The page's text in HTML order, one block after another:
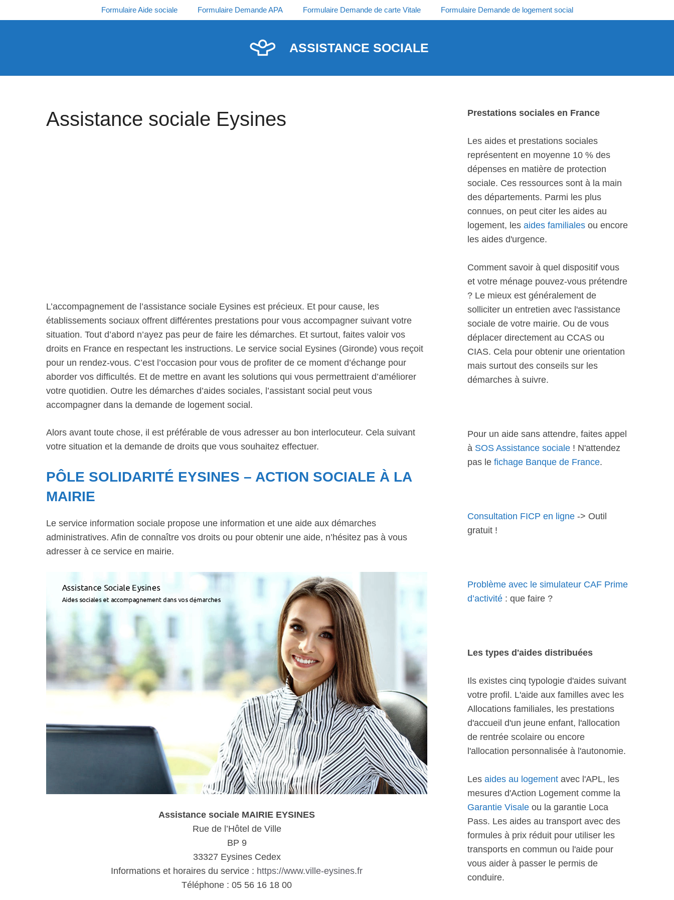
au
Formulaire Aide sociale Formulaire Demande APA Formulaire Demande de carte Vitale Formulaire Demande de logement social
ASSISTANCE SOCIALE
Assistance sociale Eysines
L’accompagnement de l’assistance sociale Eysines est précieux. Et pour cause, les
établissements sociaux offrent différentes prestations pour vous accompagner suivant votre
situation. Tout d’abord n’ayez pas peur de faire les démarches. Et surtout, faites valoir vos
droits en France en respectant les instructions. Le service social Eysines (Gironde) vous reçoit
pour un rendez-vous. C’est l’occasion pour vous de profiter de ce moment d’échange pour
aborder vos difficultés. Et de mettre en avant les solutions qui vous permettraient d’améliorer
votre quotidien. Outre les démarches d’aides sociales, l’assistant social peut vous
accompagner dans la demande de logement social.
Alors avant toute chose, il est préférable de vous adresser au bon interlocuteur. Cela suivant
votre situation et la demande de droits que vous souhaitez effectuer.
PÔLE SOLIDARITÉ EYSINES – ACTION SOCIALE À LA
MAIRIE
Le service information sociale propose une information et une aide aux démarches
administratives. Afin de connaître vos droits ou pour obtenir une aide, n’hésitez pas à vous
adresser à ce service en mairie.
Assistance sociale MAIRIE EYSINES
Rue de l’Hôtel de Ville
BP 9
33327 Eysines Cedex
Informations et horaires du service : https://www.ville-eysines.fr
Téléphone : 05 56 16 18 00
Prestations sociales en France
Les aides et prestations sociales
représentent en moyenne 10 % des
dépenses en matière de protection
sociale. Ces ressources sont à la main
des départements. Parmi les plus
connues, on peut citer les aides au
logement, les aides familiales ou encore
les aides d'urgence.
Comment savoir à quel dispositif vous
et votre ménage pouvez-vous prétendre
? Le mieux est généralement de
solliciter un entretien avec l'assistance
sociale de votre mairie. Ou de vous
déplacer directement au CCAS ou
CIAS. Cela pour obtenir une orientation
mais surtout des conseils sur les
démarches à suivre.
Pour un aide sans attendre, faites appel
à SOS Assistance sociale ! N'attendez
pas le fichage Banque de France.
Consultation FICP en ligne -> Outil
gratuit !
Problème avec le simulateur CAF Prime
d’activité : que faire ?
Les types d'aides distribuées
Ils existes cinq typologie d'aides suivant
votre profil. L'aide aux familles avec les
Allocations familiales, les prestations
d'accueil d'un jeune enfant, l'allocation
de rentrée scolaire ou encore
l'allocation personnalisée à l'autonomie.
Les aides au logement avec l'APL, les
mesures d'Action Logement comme la
Garantie Visale ou la garantie Loca
Pass. Les aides au transport avec des
formules à prix réduit pour utiliser les
transports en commun ou l'aide pour
vous aider à passer le permis de
conduire.